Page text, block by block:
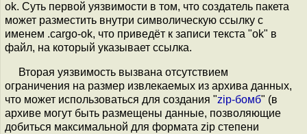
ok. Суть первой уязвимости в том, что создатель пакета
может разместить внутри символическую ссылку с
именем .cargo-ok, что приведёт к записи текста "ok" в
файл, на который указывает ссылка.
Вторая уязвимость вызвана отсутствием
ограничения на размер извлекаемых из архива данных,
что может использоваться для создания "zip-бомб" (в
архиве могут быть размещены данные, позволяющие
добиться максимальной для формата zip степени